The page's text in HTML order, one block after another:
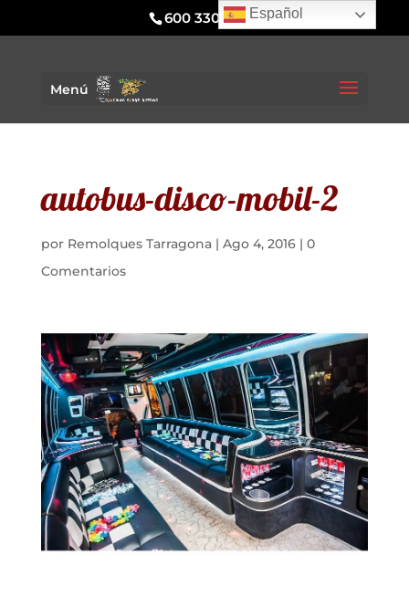
600 330 295
Menú
autobus-disco-mobil-2
por Remolques Tarragona| Ago 4, 2016| 0
Comentarios
Español